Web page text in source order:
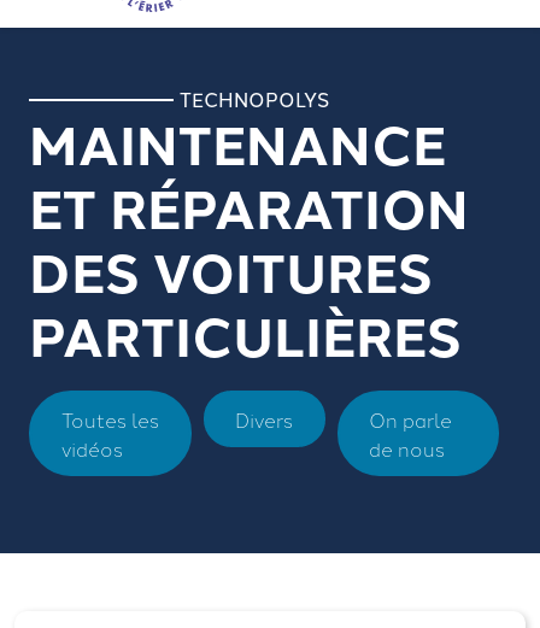
TECHNOPOLYS
MAINTENANCE
ET RÉPARATION
DES VOITURES
PARTICULIÈRES
Toutes les
vidéos
Divers
On parle
de nous